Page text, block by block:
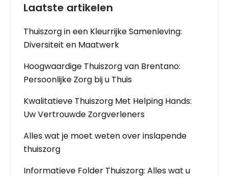
Laatste artikelen
Thuiszorg in een Kleurrijke Samenleving:
Diversiteit en Maatwerk
Hoogwaardige Thuiszorg van Brentano:
Persoonlijke Zorg bij u Thuis
Kwalitatieve Thuiszorg Met Helping Hands:
Uw Vertrouwde Zorgverleners
Alles wat je moet weten over inslapende
thuiszorg
Informatieve Folder Thuiszorg: Alles wat u